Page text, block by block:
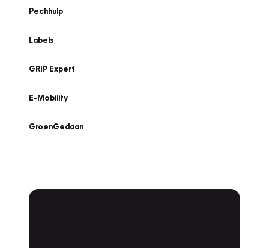
Pechhulp
Labels
GRIP Expert
E-Mobility
GroenGedaan